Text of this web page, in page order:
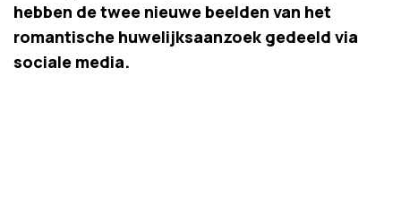
hebben de twee nieuwe beelden van het
romantische huwelijksaanzoek gedeeld via
sociale media.